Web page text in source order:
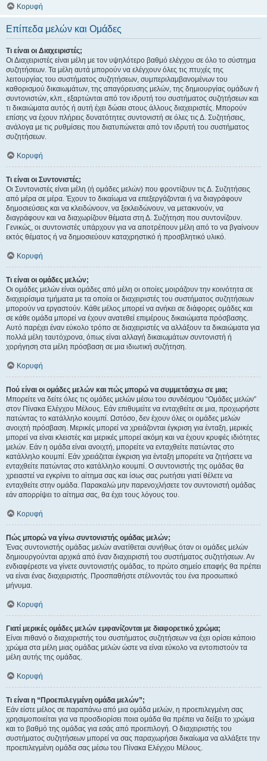
Κορυφή
Επίπεδα μελών και Ομάδες
Τι είναι οι Διαχειριστές;
Οι Διαχειριστές είναι μέλη με τον υψηλότερο βαθμό ελέγχου σε όλο το σύστημα
συζητήσεων. Τα μέλη αυτά μπορούν να ελέγχουν όλες τις πτυχές της
λειτουργίας του συστήματος συζητήσεων, συμπεριλαμβανομένων του
καθορισμού δικαιωμάτων, της απαγόρευσης μελών, της δημιουργίας ομάδων ή
συντονιστών, κλπ., εξαρτώνται από τον ιδρυτή του συστήματος συζητήσεων και
τι δικαιώματα αυτός ή αυτή έχει δώσει στους άλλους διαχειριστές. Μπορούν
επίσης να έχουν πλήρεις δυνατότητες συντονιστή σε όλες τις Δ. Συζητήσεις,
ανάλογα με τις ρυθμίσεις που διατυπώνεται από τον ιδρυτή του συστήματος
συζητήσεων.
Κορυφή
Τι είναι οι Συντονιστές;
Οι Συντονιστές είναι μέλη (ή ομάδες μελών) που φροντίζουν τις Δ. Συζητήσεις
από μέρα σε μέρα. Έχουν το δικαίωμα να επεξεργάζονται ή να διαγράφουν
δημοσιεύσεις και να κλειδώνουν, να ξεκλειδώνουν, να μετακινούν, να
διαγράφουν και να διαχωρίζουν θέματα στη Δ. Συζήτηση που συντονίζουν.
Γενικώς, οι συντονιστές υπάρχουν για να αποτρέπουν μέλη από το να βγαίνουν
εκτός θέματος ή να δημοσιεύουν καταχρηστικό ή προσβλητικό υλικό.
Κορυφή
Τι είναι οι ομάδες μελών;
Οι ομάδες μελών είναι ομάδες από μέλη οι οποίες μοιράζουν την κοινότητα σε
διαχειρίσιμα τμήματα με τα οποία οι διαχειριστές του συστήματος συζητήσεων
μπορούν να εργαστούν. Κάθε μέλος μπορεί να ανήκει σε διάφορες ομάδες και
σε κάθε ομάδα μπορεί να έχουν ανατεθεί επιμέρους δικαιώματα πρόσβασης.
Αυτό παρέχει έναν εύκολο τρόπο σε διαχειριστές να αλλάξουν τα δικαιώματα για
πολλά μέλη ταυτόχρονα, όπως είναι αλλαγή δικαιωμάτων συντονιστή ή
χορήγηση στα μέλη πρόσβαση σε μια ιδιωτική συζήτηση.
Κορυφή
Πού είναι οι ομάδες μελών και πώς μπορώ να συμμετάσχω σε μια;
Μπορείτε να δείτε όλες τις ομάδες μελών μέσω του συνδέσμου “Ομάδες μελών”
στον Πίνακα Ελέγχου Μέλους. Εάν επιθυμείτε να ενταχθείτε σε μια, προχωρήστε
πατώντας το κατάλληλο κουμπί. Ωστόσο, δεν έχουν όλες οι ομάδες μελών
ανοιχτή πρόσβαση. Μερικές μπορεί να χρειάζονται έγκριση για ένταξη, μερικές
μπορεί να είναι κλειστές και μερικές μπορεί ακόμη και να έχουν κρυφές ιδιότητες
μελών. Εάν η ομάδα είναι ανοιχτή, μπορείτε να ενταχθείτε πατώντας στο
κατάλληλο κουμπί. Εάν χρειάζεται έγκριση για ένταξη μπορείτε να ζητήσετε να
ενταχθείτε πατώντας στο κατάλληλο κουμπί. Ο συντονιστής της ομάδας θα
χρειαστεί να εγκρίνει το αίτημα σας και ίσως σας ρωτήσει γιατί θέλετε να
ενταχθείτε στην ομάδα. Παρακαλώ μην παρενοχλήσετε τον συντονιστή ομάδας
εάν απορρίψει το αίτημα σας, θα έχει τους λόγους του.
Κορυφή
Πώς μπορώ να γίνω συντονιστής ομάδας μελών;
Ένας συντονιστής ομάδας μελών ανατίθεται συνήθως όταν οι ομάδες μελών
δημιουργούνται αρχικά από έναν διαχειριστή του συστήματος συζητήσεων. Αν
ενδιαφέρεστε να γίνετε συντονιστής ομάδας, το πρώτο σημείο επαφής θα πρέπει
να είναι ένας διαχειριστής. Προσπαθήστε στέλνοντάς του ένα προσωπικό
μήνυμα.
Κορυφή
Γιατί μερικές ομάδες μελών εμφανίζονται με διαφορετικό χρώμα;
Είναι πιθανό ο διαχειριστής του συστήματος συζητήσεων να έχει ορίσει κάποιο
χρώμα στα μέλη μιας ομάδας μελών ώστε να είναι εύκολο να εντοπιστούν τα
μέλη αυτής της ομάδας.
Κορυφή
Τι είναι η “Προεπιλεγμένη ομάδα μελών”;
Εάν είστε μέλος σε παραπάνω από μια ομάδα μελών, η προεπιλεγμένη σας
χρησιμοποιείται για να προσδιορίσει ποια ομάδα θα πρέπει να δείξει το χρώμα
και το βαθμό της ομάδας για εσάς από προεπιλογή. Ο διαχειριστής του
συστήματος συζητήσεων μπορεί να σας παραχωρήσει δικαίωμα να αλλάξετε την
προεπιλεγμένη ομάδα σας μέσω του Πίνακα Ελέγχου Μέλους.